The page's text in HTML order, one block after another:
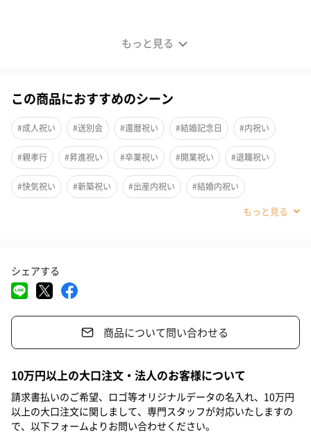
もっと見る
はちみつを日本から厳選！
可愛らしい小瓶のセットにしました。
この商品におすすめのシーン
#成人祝い #送別会 #還暦祝い #結婚記念日 #内祝い
#親孝行 #昇進祝い #卒業祝い #開業祝い #退職祝い
#快気祝い #新築祝い #出産内祝い #結婚内祝い
#結婚祝い
#サプライズ
#ホワイトデー
#自分へのご褒美 #同僚男性 #親戚女性
#部下女性 #部下男性 #娘 #息子 #姉 #妹 #兄
#弟 #彼女 #同僚女性 #上司男性 #上司女性 #祖父
シェアする
商品について問い合わせる
10万円以上の大口注文・法人のお客様について
請求書払いのご希望、ロゴ等オリジナルデータの名入れ、10万円
以上の大口注文に関しまして、専門スタッフが対応いたしますの
で、以下フォームよりお問い合わせください。